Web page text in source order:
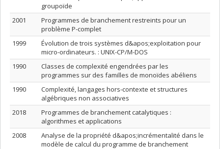
groupoïde
2001
Programmes de branchement restreints pour un
problème P-complet
1999
Évolution de trois systèmes d&apos;exploitation pour
micro-ordinateurs. : UNIX-CP/M-DOS
1990
Classes de complexité engendrées par les
programmes sur des familles de monoïdes abéliens
1990
Complexité, langages hors-contexte et structures
algébriques non associatives
2018
Programmes de branchement catalytiques :
algorithmes et applications
2008
Analyse de la propriété d&apos;incrémentalité dans le
modèle de calcul du programme de branchement